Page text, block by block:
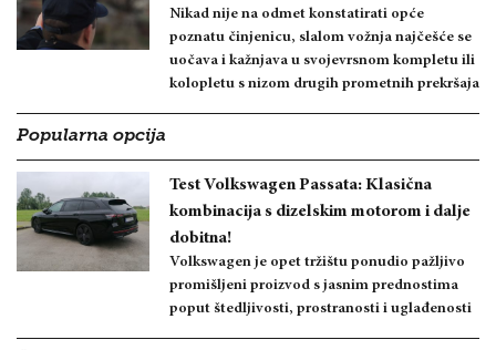
Nikad nije na odmet konstatirati opće
poznatu činjenicu, slalom vožnja najčešće se
uočava i kažnjava u svojevrsnom kompletu ili
kolopletu s nizom drugih prometnih prekršaja
Popularna opcija
Test Volkswagen Passata: Klasična
kombinacija s dizelskim motorom i dalje
dobitna!
Volkswagen je opet tržištu ponudio pažljivo
promišljeni proizvod s jasnim prednostima
poput štedljivosti, prostranosti i uglađenosti